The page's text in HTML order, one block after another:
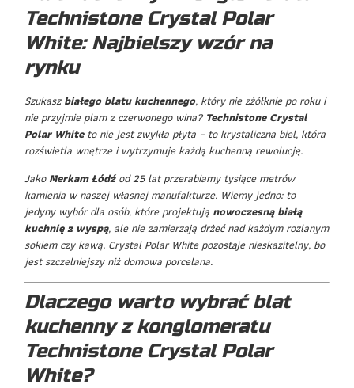
Technistone Crystal Polar
White: Najbielszy wzór na
rynku
Szukaszbiałego blatu kuchennego, który nie zżółknie po roku i
nie przyjmie plam z czerwonego wina? Technistone Crystal
Polar Whiteto nie jest zwykła płyta – to krystaliczna biel, która
rozświetla wnętrze i wytrzymuje każdą kuchenną rewolucję.
JakoMerkam Łódźod 25 lat przerabiamy tysiące metrów
kamienia w naszej własnej manufakturze. Wiemy jedno: to
jedyny wybór dla osób, które projektują nowoczesną białą
kuchnię z wyspą, ale nie zamierzają drżeć nad każdym rozlanym
sokiem czy kawą. Crystal Polar White pozostaje nieskazitelny, bo
jest szczelniejszy niż domowa porcelana.
Dlaczego warto wybrać blat
kuchenny z konglomeratu
Technistone Crystal Polar
White?